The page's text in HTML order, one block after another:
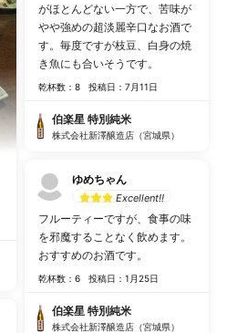
がほとんどない一方で、苦味が
やや強めの超淡麗辛口なお酒で
す。毎度ですが枝豆、白身の焼
き魚にも合いそうです。
乾杯数：8 投稿日：7月11日
伯楽星 特別純米
株式会社新澤醸造店（宮城県）
ゆめちゃん
Excellent!!
フルーティーですが、食事の味
を邪魔することなく飲めます。
おすすめのお酒です。
乾杯数：6 投稿日：1月25日
伯楽星 特別純米
株式会社新澤醸造店（宮城県）